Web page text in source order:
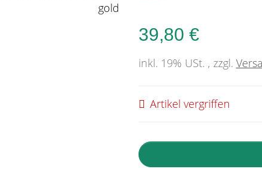
39,80 €
inkl. 19% USt. , zzgl.
Artikel vergriffen